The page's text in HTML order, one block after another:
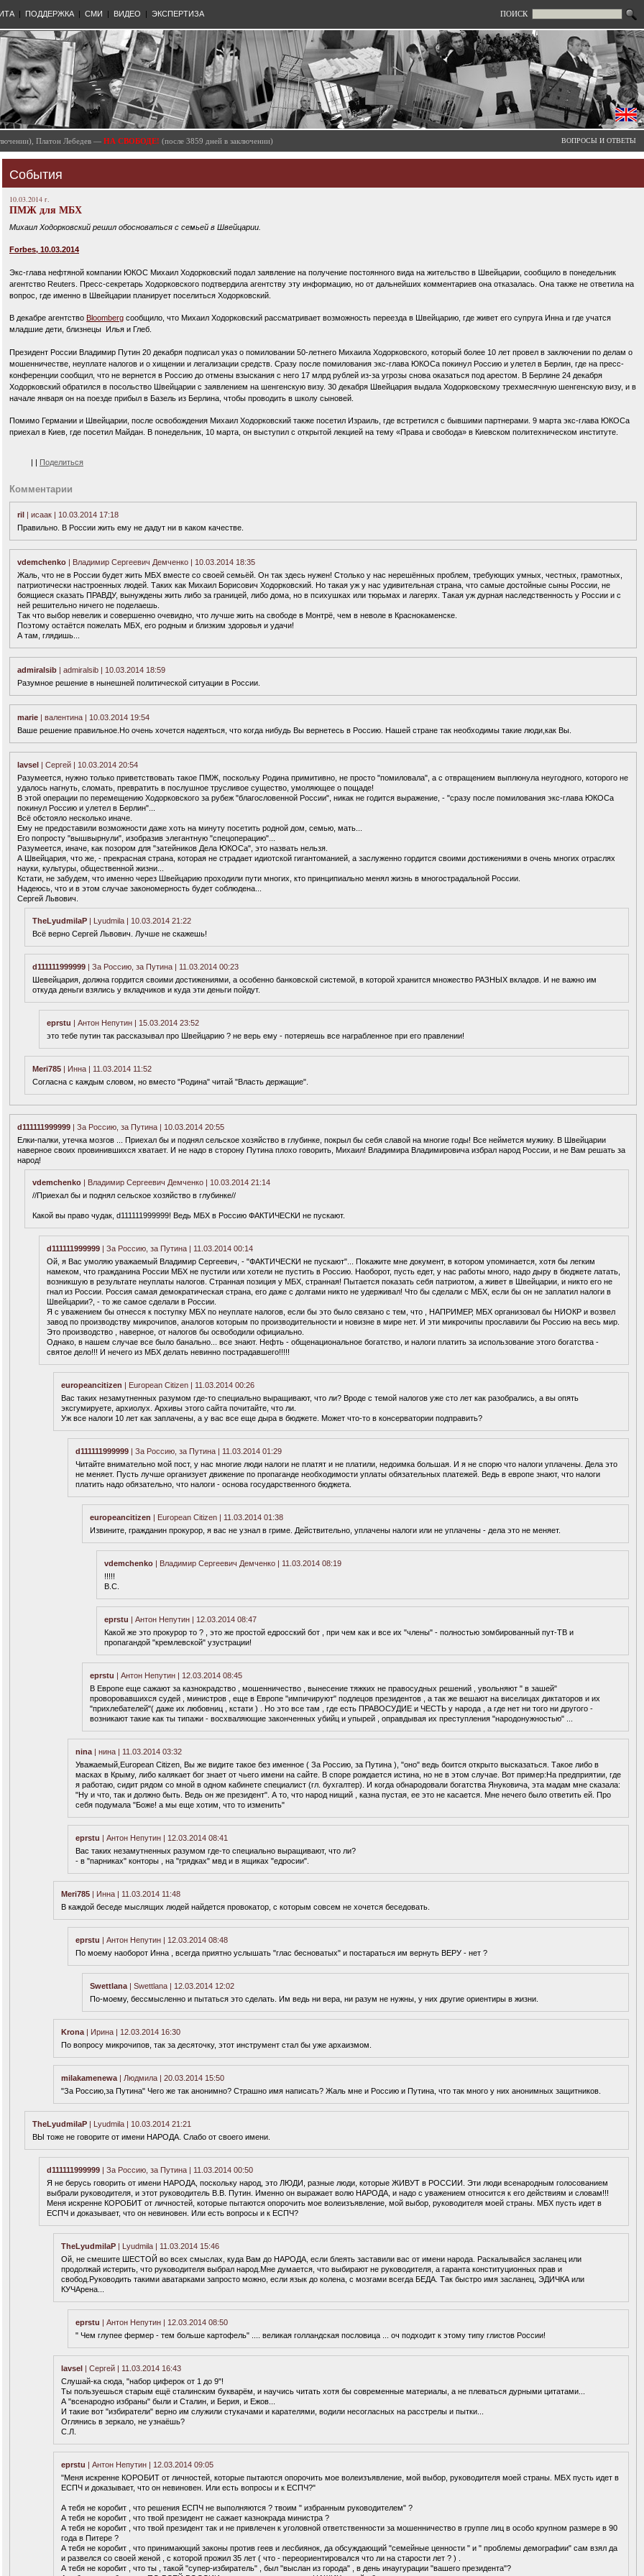
| ПОДДЕРЖКА | СМИ | ВИДЕО | ЭКСПЕРТИЗА ПОИСК
Платон Лебедев — НА СВОБОДЕ! (после 3859 дней в заключении) ВОПРОСЫ И ОТВЕТЫ
События
10.03.2014 г.
ПМЖ для МБХ
Михаил Ходорковский решил обосноваться с семьей в Швейцарии.
Forbes, 10.03.2014
Экс-глава нефтяной компании ЮКОС Михаил Ходорковский подал заявление на получение постоянного вида на жительство в Швейцарии, сообщило в понедельник
агентство Reuters. Пресс-секретарь Ходорковского подтвердила агентству эту информацию, но от дальнейших комментариев она отказалась. Она также не ответила на
вопрос, где именно в Швейцарии планирует поселиться Ходорковский.
В декабре агентство Bloomberg сообщило, что Михаил Ходорковский рассматривает возможность переезда в Швейцарию, где живет его супруга Инна и где учатся
младшие дети, близнецы Илья и Глеб.
Президент России Владимир Путин 20 декабря подписал указ о помиловании 50-летнего Михаила Ходорковского, который более 10 лет провел в заключении по делам о
мошенничестве, неуплате налогов и о хищении и легализации средств. Сразу после помилования экс-глава ЮКОСа покинул Россию и улетел в Берлин, где на пресс-
конференции сообщил, что не вернется в Россию до отмены взыскания с него 17 млрд рублей из-за угрозы снова оказаться под арестом. В Берлине 24 декабря
Ходорковский обратился в посольство Швейцарии с заявлением на шенгенскую визу. 30 декабря Швейцария выдала Ходорковскому трехмесячную шенгенскую визу, и в
начале января он на поезде прибыл в Базель из Берлина, чтобы проводить в школу сыновей.
Помимо Германии и Швейцарии, после освобождения Михаил Ходорковский также посетил Израиль, где встретился с бывшими партнерами. 9 марта экс-глава ЮКОСа
приехал в Киев, где посетил Майдан. В понедельник, 10 марта, он выступил с открытой лекцией на тему «Права и свобода» в Киевском политехническом институте.
Поделиться
Комментарии
ril
| исаак | 10.03.2014 17:18
Правильно. В России жить ему не дадут ни в каком качестве.
vdemchenko | Владимир Сергеевич Демченко | 10.03.2014 18:35
Жаль, что не в России будет жить МБХ вместе со своей семьёй. Он так здесь нужен! Столько у нас нерешённых проблем, требующих умных, честных, грамотных,
патриотически настроенных людей. Таких как Михаил Борисович Ходорковский. Но такая уж у нас удивительная страна, что самые достойные сыны России, не
боящиеся сказать ПРАВДУ, вынуждены жить либо за границей, либо дома, но в психушках или тюрьмах и лагерях. Такая уж дурная наследственность у России и с
ней решительно ничего не поделаешь.
Так что выбор невелик и совершенно очевидно, что лучше жить на свободе в Монтрё, чем в неволе в Краснокаменске.
Поэтому остаётся пожелать МБХ, его родным и близким здоровья и удачи!
А там, глядишь...
admiralsib | admiralsib | 10.03.2014 18:59
Разумное решение в нынешней политической ситуации в России.
marie | валентина | 10.03.2014 19:54
Ваше решение правильное.Но очень хочется надеяться, что когда нибудь Вы вернетесь в Россию. Нашей стране так необходимы такие люди,как Вы.
lavsel
| Сергей | 10.03.2014 20:54
Разумеется, нужно только приветствовать такое ПМЖ, поскольку Родина примитивно, не просто "помиловала", а с отвращением выплюнула неугодного, которого не
удалось нагнуть, сломать, превратить в послушное трусливое существо, умоляющее о пощаде!
В этой операции по перемещению Ходорковского за рубеж "благословенной России", никак не годится выражение, - "сразу после помилования экс-глава ЮКОСа
покинул Россию и улетел в Берлин"...
Всё обстояло несколько иначе.
Ему не предоставили возможности даже хоть на минуту посетить родной дом, семью, мать...
Его попросту "вышвырнули", изобразив элегантную "спецоперацию"...
Разумеется, иначе, как позором для "затейников Дела ЮКОСа", это назвать нельзя.
А Швейцария, что же, - прекрасная страна, которая не страдает идиотской гигантоманией, а заслуженно гордится своими достижениями в очень многих отраслях
науки, культуры, общественной жизни...
Кстати, не забудем, что именно через Швейцарию проходили пути многих, кто принципиально менял жизнь в многострадальной России.
Надеюсь, что и в этом случае закономерность будет соблюдена...
Сергей Львович.
TheLyudmilaP | Lyudmila | 10.03.2014 21:22
Всё верно Сергей Львович. Лучше не скажешь!
d111111999999 | За Россию, за Путина | 11.03.2014 00:23
Шевейцария, должна гордится своими достижениями, а особенно банковской системой, в которой хранится множество РАЗНЫХ вкладов. И не важно им
откуда деньги взялись у вкладчиков и куда эти деньги пойдут.
eprstu | Антон Непутин | 15.03.2014 23:52
это тебе путин так рассказывал про Швейцарию ? не верь ему - потеряешь все награбленное при его правлении!
Meri785 | Инна | 11.03.2014 11:52
Согласна с каждым словом, но вместо "Родина" читай "Власть держащие".
d111111999999 | За Россию, за Путина | 10.03.2014 20:55
Елки-палки, утечка мозгов ... Приехал бы и поднял сельское хозяйство в глубинке, покрыл бы себя славой на многие годы! Все неймется мужику. В Швейцарии
наверное своих провинившихся хватает. И не надо в сторону Путина плохо говорить, Михаил! Владимира Владимировича избрал народ России, и не Вам решать за
народ!
vdemchenko | Владимир Сергеевич Демченко | 10.03.2014 21:14
//Приехал бы и поднял сельское хозяйство в глубинке//
Какой вы право чудак, d111111999999! Ведь МБХ в Россию ФАКТИЧЕСКИ не пускают.
d111111999999 | За Россию, за Путина | 11.03.2014 00:14
Ой, я Вас умоляю уважаемый Владимир Сергеевич, - "ФАКТИЧЕСКИ не пускают"... Покажите мне документ, в котором упоминается, хотя бы легким
намеком, что гражданина России МБХ не пустили или хотели не пустить в Россию. Наоборот, пусть едет, у нас работы много, надо дыру в бюджете латать,
возникшую в результате неуплаты налогов. Странная позиция у МБХ, странная! Пытается показать себя патриотом, а живет в Швейцарии, и никто его не
гнал из России. Россия самая демократическая страна, его даже с долгами никто не удерживал! Что бы сделали с МБХ, если бы он не заплатил налоги в
Швейцарии?, - то же самое сделали в России.
Я с уважением бы отнесся к поступку МБХ по неуплате налогов, если бы это было связано с тем, что , НАПРИМЕР, МБХ организовал бы НИОКР и возвел
завод по производству микрочипов, аналогов которым по производительности и новизне в мире нет. И эти микрочипы прославили бы Россию на весь мир.
Это производство , наверное, от налогов бы освободили официально.
Однако, в нашем случае все было банально... все знают. Нефть - общенациональное богатство, и налоги платить за использование этого богатства -
святое дело!!! И нечего из МБХ делать невинно пострадавшего!!!!!
europeancitizen | European Citizen | 11.03.2014 00:26
Вас таких незамутненных разумом где-то специально выращивают, что ли? Вроде с темой налогов уже сто лет как разобрались, а вы опять
эксгумируете, архиолух. Архивы этого сайта почитайте, что ли.
Уж все налоги 10 лет как заплачены, а у вас все еще дыра в бюджете. Может что-то в консерватории подправить?
d111111999999 | За Россию, за Путина | 11.03.2014 01:29
Читайте внимательно мой пост, у нас многие люди налоги не платят и не платили, недоимка большая. И я не спорю что налоги уплачены. Дела это
не меняет. Пусть лучше организует движение по пропаганде необходимости уплаты обязательных платежей. Ведь в европе знают, что налоги
платить надо обязательно, что налоги - основа государственного бюджета.
europeancitizen | European Citizen | 11.03.2014 01:38
Извините, гражданин прокурор, я вас не узнал в гриме. Действительно, уплачены налоги или не уплачены - дела это не меняет.
vdemchenko | Владимир Сергеевич Демченко | 11.03.2014 08:19
!!!!!
В.С.
eprstu | Антон Непутин | 12.03.2014 08:47
Какой же это прокурор то ? , это же простой едросский бот , при чем как и все их "члены" - полностью зомбированный пут-ТВ и
пропагандой "кремлевской" узустрации!
eprstu | Антон Непутин | 12.03.2014 08:45
В Европе еще сажают за казнокрадство , мошенничество , вынесение тяжких не правосудных решений , увольняют " в зашей"
проворовавшихся судей , министров , еще в Европе "импичируют" подлецов президентов , а так же вешают на виселицах диктаторов и их
"прихлебателей"( даже их любовниц , кстати ) . Но это все там , где есть ПРАВОСУДИЕ и ЧЕСТЬ у народа , а где нет ни того ни другого -
возникают такие как ты типажи - восхваляющие законченных убийц и упырей , оправдывая их преступления "народонужностью" ...
nina | нина | 11.03.2014 03:32
Уважаемый,European Citizen, Вы же видите такое без именное ( За Россию, за Путина ), "оно" ведь боится открыто высказаться. Такое либо в
масках в Крыму, либо калякает бог знает от чьего имени на сайте. В споре рождается истина, но не в этом случае. Вот пример:На предприятии, где
я работаю, сидит рядом со мной в одном кабинете специалист (гл. бухгалтер). И когда обнародовали богатства Януковича, эта мадам мне сказала:
"Ну и что, так и должно быть. Ведь он же президент". А то, что народ нищий , казна пустая, ее это не касается. Мне нечего было ответить ей. Про
себя подумала "Боже! а мы еще хотим, что то изменить"
eprstu | Антон Непутин | 12.03.2014 08:41
Вас таких незамутненных разумом где-то специально выращивают, что ли?
- в "парниках" конторы , на "грядках" мвд и в ящиках "едросии".
Meri785 | Инна | 11.03.2014 11:48
В каждой беседе мыслящих людей найдется провокатор, с которым совсем не хочется беседовать.
eprstu | Антон Непутин | 12.03.2014 08:48
По моему наоборот Инна , всегда приятно услышать "глас бесноватых" и постараться им вернуть ВЕРУ - нет ?
Swettlana | Swettlana | 12.03.2014 12:02
По-моему, бессмысленно и пытаться это сделать. Им ведь ни вера, ни разум не нужны, у них другие ориентиры в жизни.
Krona | Ирина | 12.03.2014 16:30
По вопросу микрочипов, так за десяточку, этот инструмент стал бы уже архаизмом.
milakamenewa | Людмила | 20.03.2014 15:50
"За Россию,за Путина" Чего же так анонимно? Страшно имя написать? Жаль мне и Россию и Путина, что так много у них анонимных защитников.
TheLyudmilaP | Lyudmila | 10.03.2014 21:21
ВЫ тоже не говорите от имени НАРОДА. Слабо от своего имени.
d111111999999 | За Россию, за Путина | 11.03.2014 00:50
Я не берусь говорить от имени НАРОДА, поскольку народ, это ЛЮДИ, разные люди, которые ЖИВУТ в РОССИИ. Эти люди всенародным голосованием
выбрали руководителя, и этот руководитель В.В. Путин. Именно он выражает волю НАРОДА, и надо с уважением относится к его действиям и словам!!!
Меня искренне КОРОБИТ от личностей, которые пытаются опорочить мое волеизъявление, мой выбор, руководителя моей страны. МБХ пусть идет в
ЕСПЧ и доказывает, что он невиновен. Или есть вопросы и к ЕСПЧ?
TheLyudmilaP | Lyudmila | 11.03.2014 15:46
Ой, не смешите ШЕСТОЙ во всех смыслах, куда Вам до НАРОДА, если блеять заставили вас от имени народа. Раскалывайся засланец или
продолжай истерить, что руководителя выбрал народ.Мне думается, что выбирают не руководителя, а гаранта конституционных прав и
свобод.Руководить такими аватарками запросто можно, если язык до колена, с мозгами всегда БЕДА. Так быстро имя засланец, ЭДИЧКА или
КУЧАрена...
eprstu | Антон Непутин | 12.03.2014 08:50
" Чем глупее фермер - тем больше картофель" .... великая голландская пословица ... оч подходит к этому типу глистов России!
lavsel
| Сергей | 11.03.2014 16:43
Слушай-ка сюда, "набор циферок от 1 до 9"!
Ты пользуешься старым ещё сталинским букварём, и научись читать хотя бы современные материалы, а не плеваться дурными цитатами...
А "всенародно избраны" были и Сталин, и Берия, и Ежов...
И такие вот "избиратели" верно им служили стукачами и карателями, водили несогласных на расстрелы и пытки...
Оглянись в зеркало, не узнаёшь?
С.Л.
eprstu | Антон Непутин | 12.03.2014 09:05
"Меня искренне КОРОБИТ от личностей, которые пытаются опорочить мое волеизъявление, мой выбор, руководителя моей страны. МБХ пусть идет в
ЕСПЧ и доказывает, что он невиновен. Или есть вопросы и к ЕСПЧ?"
А тебя не коробит , что решения ЕСПЧ не выполняются ? твоим " избранным руководителем" ?
А тебя не коробит , что твой президент не сажает казнокрада министра ?
А тебя не коробит , что твой президент так и не привлечен к уголовной ответственности за мошенничество в группе лиц в особо крупном размере в 90
года в Питере ?
А тебя не коробит , что принимающий законы против геев и лесбиянок, да обсуждающий "семейные ценности " и " проблемы демографии" сам взял да
и развелся со своей женой , с которой прожил 35 лет ( что - переориентировался что ли на старости лет ? ) .
А тебя не коробит , что ты , такой "супер-избиратель" , был "выслан из города" , в день инаугурации "вашего президента"?